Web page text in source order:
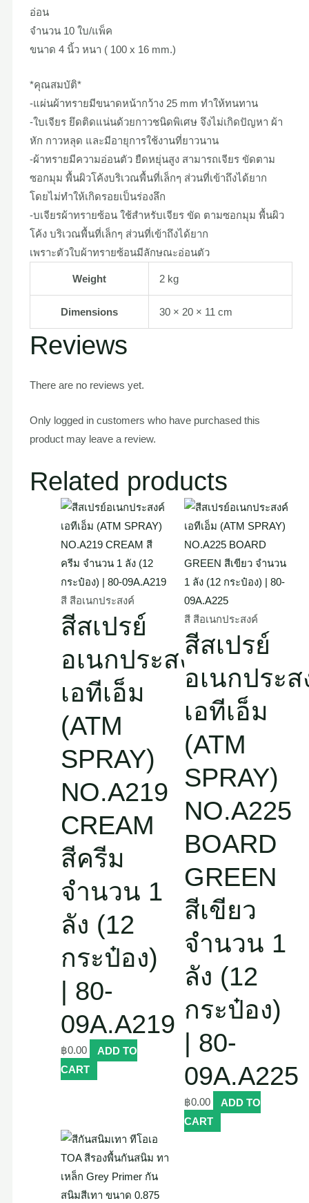
อ่อน
จำนวน 10 ใบ/แพ็ค
ขนาด 4 นิ้ว หนา ( 100 x 16 mm.)
*คุณสมบัติ*
-แผ่นผ้าทรายมีขนาดหน้ากว้าง 25 mm ทำให้ทนทาน
-ใบเจียร ยึดติดแน่นด้วยกาวชนิดพิเศษ จึงไม่เกิดปัญหา ผ้า
หัก กาวหลุด และมีอายุการใช้งานที่ยาวนาน
-ผ้าทรายมีความอ่อนตัว ยืดหยุ่นสูง สามารถเจียร ขัดตาม
ซอกมุม พื้นผิวโค้งบริเวณพื้นที่เล็กๆ ส่วนที่เข้าถึงได้ยาก
โดยไม่ทำให้เกิดรอยเป็นร่องลึก
-บเจียรผ้าทรายซ้อน ใช้สำหรับเจียร ขัด ตามซอกมุม พื้นผิว
โค้ง บริเวณพื้นที่เล็กๆ ส่วนที่เข้าถึงได้ยาก
เพราะตัวใบผ้าทรายซ้อนมีลักษณะอ่อนตัว
Weight 2 kg
Dimensions 30 × 20 × 11 cm
Reviews
There are no reviews yet.
Only logged in customers who have purchased this
product may leave a review.
Related products
สี สีอเนกประสงค์
สีสเปรย์
อเนกประสงค์
เอทีเอ็ม
(ATM
SPRAY)
NO.A219
CREAM
สีครีม
จำนวน 1
ลัง (12
กระป๋อง)
| 80-
09A.A219
฿0.00
ADD TO
CART
สี สีอเนกประสงค์
สีสเปรย์
อเนกประส
เอทีเอ็ม
(ATM
SPRAY)
NO.A225
BOARD
GREEN
สีเขียว
จำนวน 1
ลัง (12
กระป๋อง)
| 80-
09A.A225
฿0.00
ADD TO
CART